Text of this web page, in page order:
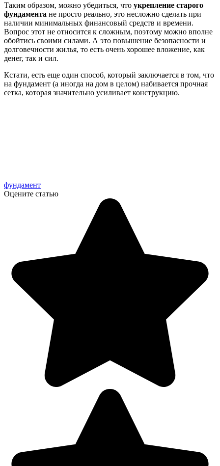
Таким образом, можно убедиться, что укрепление старого
фундамента не просто реально, это несложно сделать при
наличии минимальных финансовый средств и времени.
Вопрос этот не относится к сложным, поэтому можно вполне
обойтись своими силами. А это повышение безопасности и
долговечности жилья, то есть очень хорошее вложение, как
денег, так и сил.
Кстати, есть еще один способ, который заключается в том, что
на фундамент (а иногда на дом в целом) набивается прочная
сетка, которая значительно усиливает конструкцию.
фундамент
Оцените статью